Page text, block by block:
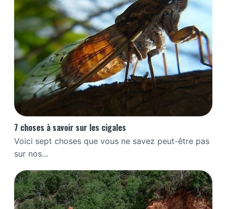
7 choses à savoir sur les cigales
Voici sept choses que vous ne savez peut-être pas
sur nos...